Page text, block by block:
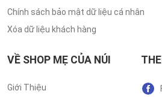
Chính sách bảo mật dữ liệu cá nhân
Xóa dữ liệu khách hàng
VỀ SHOP MẸ CỦA NÚI
Giới Thiệu